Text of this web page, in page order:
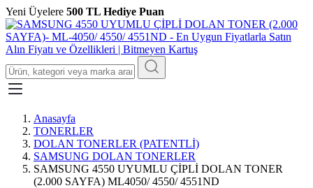
Yeni Üyelere 500 TL Hediye Puan
Anasayfa
TONERLER
DOLAN TONERLER (PATENTLİ)
SAMSUNG DOLAN TONERLER
SAMSUNG 4550 UYUMLU ÇİPLİ DOLAN TONER
(2.000 SAYFA) ML4050/ 4550/ 4551ND